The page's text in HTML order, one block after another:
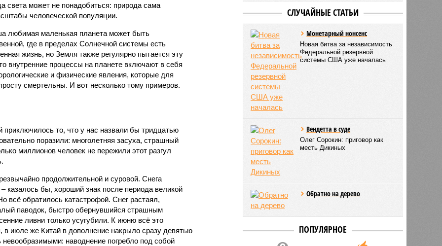
света может не понадобиться: природа сама
человеческой популяции.
любимая маленькая планета может быть
где в пределах Солнечной системы есть
жизнь, но Земля также регулярно пытается эту
внутренние процессы на планете включают в себя
и физические явления, которые для
смертельны. И вот несколько тому примеров.
то, что у нас назвали бы тридцатью
поразили: многолетняя засуха, страшный
миллионов человек не пережили этот разгул
продолжительной и суровой. Снега
казалось бы, хороший знак после периода великой
всё обратилось катастрофой. Снег растаял,
паводок, быстро обернувшийся страшным
ливни только усугубили. К июню всё это
в июле же Китай в дополнение накрыло сразу девятью
наводнение погребло под собой
СЛУЧАЙНЫЕ СТАТЬИ
Монетарный нонсенс
Новая битва за независимость
Федеральной резервной
системы США уже началась
Вендетта в суде
Олег Сорокин: приговор как
месть Дикиных
Обратно на дерево
ПОПУЛЯРНОЕ